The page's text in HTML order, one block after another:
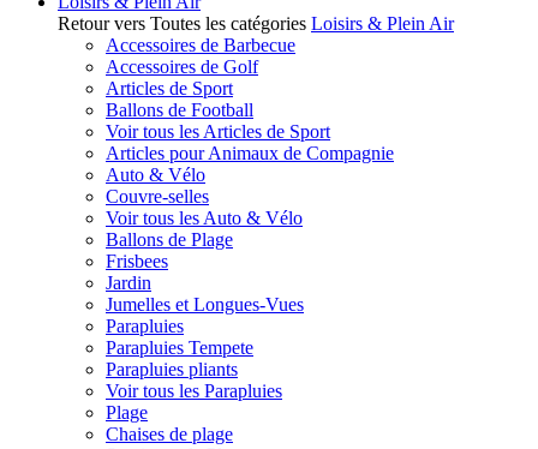
Retour vers Toutes les catégories Loisirs & Plein Air
Accessoires de Barbecue
Accessoires de Golf
Articles de Sport
Ballons de Football
Voir tous les Articles de Sport
Articles pour Animaux de Compagnie
Auto & Vélo
Couvre-selles
Voir tous les Auto & Vélo
Ballons de Plage
Frisbees
Jardin
Jumelles et Longues-Vues
Parapluies
Parapluies Tempete
Parapluies pliants
Voir tous les Parapluies
Plage
Chaises de plage